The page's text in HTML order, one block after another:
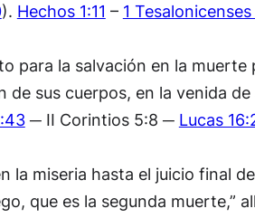
). Hechos 1:11 – 1 Tesalonicenses
para la salvación en la
sus cuerpos, en la venida
─ II Corintios 5:8 ─ Lucas
la miseria hasta el juicio final
que es la segunda muerte,”